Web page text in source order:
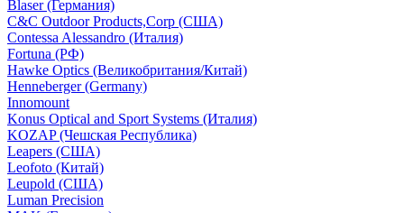
Blaser (Германия)
C&C Outdoor Products,Corp (США)
Contessa Alessandro (Италия)
Fortuna (РФ)
Hawke Optics (Великобритания/Китай)
Henneberger (Germany)
Innomount
Konus Optical and Sport Systems (Италия)
KOZAP (Чешская Республика)
Leapers (США)
Leofoto (Китай)
Leupold (США)
Luman Precision